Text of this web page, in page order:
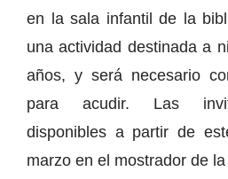
en la sala infantil de la
una actividad destinada a
años, y será necesario
para acudir. Las
disponibles a partir de
marzo en el mostrador de